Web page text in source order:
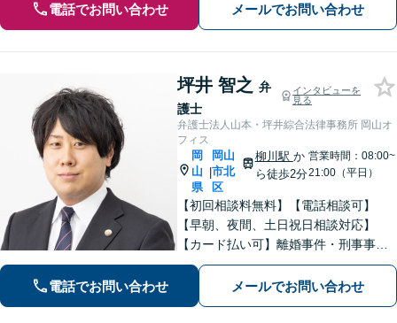
電話でお問い合わせ メールでお問い合わせ
坪井 智之 弁
護士
インタビューを
見る
弁護士法人山本・坪井綜合法律事務所 岡山オ
フィス
岡
山
県
|
岡山
市北
区
柳川駅 か
ら徒歩2分
営業時間：08:00~
21:00（平日）
【初回相談料無料】【電話相談可】
【早朝、夜間、土日祝日相談対応】
【カード払い可】離婚事件・刑事事
件・交通事故の専門弁護士があなたの
お悩みを解決いたします。一人で悩ま
ずに新たな一歩をわたしたちと。
電話でお問い合わせ メールでお問い合わせ